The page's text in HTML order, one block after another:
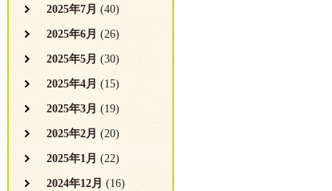
2025年7月 (40)
2025年6月 (26)
2025年5月 (30)
2025年4月 (15)
2025年3月 (19)
2025年2月 (20)
2025年1月 (22)
2024年12月 (16)